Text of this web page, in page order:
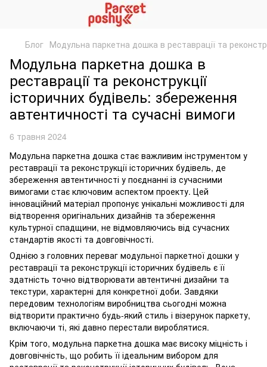
Блог Модульна паркетна дошка в реставрації та
Модульна паркетна дошка в
реставрації та реконструкції
історичних будівель: збереження
автентичності та сучасні вимоги
6 травня 2024
Модульна паркетна дошка стає важливим інструментом у
реставрації та реконструкції історичних будівель, де
збереження автентичності у поєднанні із сучасними
вимогами стає ключовим аспектом проекту. Цей
інноваційний матеріал пропонує унікальні можливості для
відтворення оригінальних дизайнів та збереження
культурної спадщини, не відмовляючись від сучасних
стандартів якості та довговічності.
Однією з головних переваг модульної паркетної дошки у
реставрації та реконструкції історичних будівель є її
здатність точно відтворювати автентичні дизайни та
текстури, характерні для конкретної доби. Завдяки
передовим технологіям виробництва сьогодні можна
відтворити практично будь-який стиль і візерунок паркету,
включаючи ті, які давно перестали вироблятися.
Крім того, модульна паркетна дошка має високу міцність і
довговічність, що робить її ідеальним вибором для